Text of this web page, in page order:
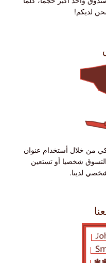
لديكم!
خلال أستخدام عنوان
شخصيا أو تستعين
لدينا.